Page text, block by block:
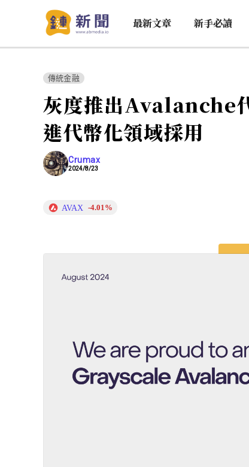
最新文章 新手必讀
傳統金融
灰度推出Avalanche
進代幣化領域採用
Crumax
2024/8/23
AVAX -4.01%